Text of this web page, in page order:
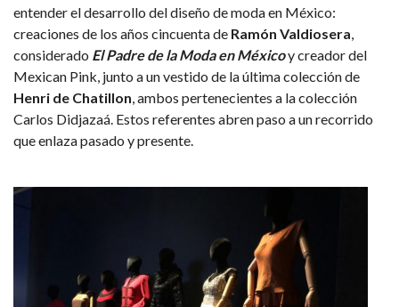
entender el desarrollo del diseño de moda en México:
creaciones de los años cincuenta de Ramón Valdiosera
considerado El Padre de la Moda en Méxicoy creador del
Mexican Pink, junto a un vestido de la última colección de
Henri de Chatillon , ambos pertenecientes a la colección
Carlos Didjazaá. Estos referentes abren paso a un recorrido
que enlaza pasado y presente.